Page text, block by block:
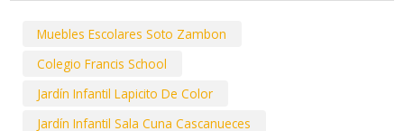
Muebles Escolares Soto Zambon
Colegio Francis School
Jardín Infantil Lapicito De Color
Jardín Infantil Sala Cuna Cascanueces